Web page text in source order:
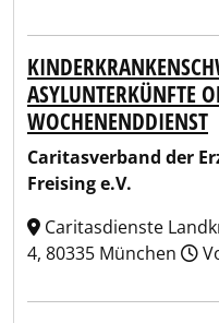
ASYLUNTERKÜNFTE
WOCHENENDDIENST
Caritasverband der
Freising e.V.
Caritasdienste
4, 80335 München